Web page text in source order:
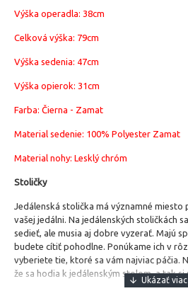
Výška operadla: 38cm
Celková výška: 79cm
Výška sedenia: 47cm
Výška opierok: 31cm
Farba: Čierna - Zamat
Material sedenie: 100% Polyester Zamat
Material nohy: Lesklý chróm
Stoličky
Jedálenská stolička má významné
vašej jedálni. Na jedálenských stoličkách
sedieť, ale musia aj dobre vyzerať. Majú
budete cítiť pohodlne. Ponúkame ich v
vyberiete tie, ktoré sa vám najviac páčia.
že sa hodia k jedálenským stolom, a tak